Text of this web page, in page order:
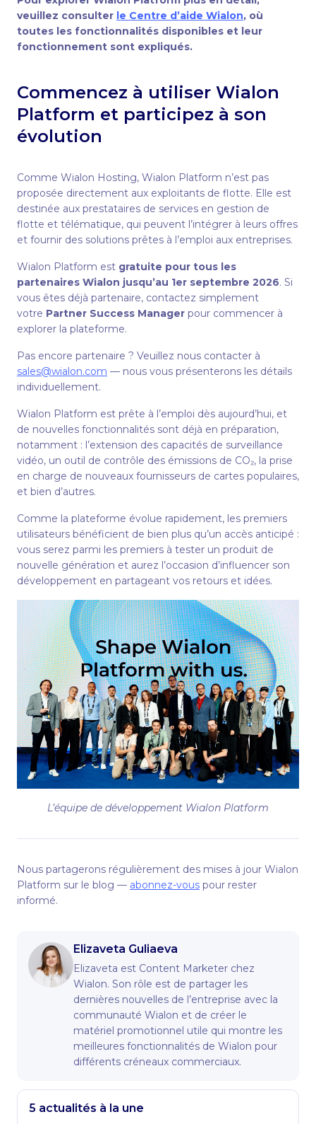
veuillez consulter le Centre d’aide Wialon, où
toutes les fonctionnalités disponibles et leur
fonctionnement sont expliqués.
Commencez à utiliser Wialon
Platform et participez à son
évolution
Comme Wialon Hosting, Wialon Platform n’est pas
proposée directement aux exploitants de flotte. Elle est
destinée aux prestataires de services en gestion de
flotte et télématique, qui peuvent l’intégrer à leurs offres
et fournir des solutions prêtes à l’emploi aux entreprises.
Wialon Platform est gratuite pour tous les
partenaires Wialon jusqu’au 1er septembre 2026. Si
vous êtes déjà partenaire, contactez simplement
votre Partner Success Manager pour commencer à
explorer la plateforme.
Pas encore partenaire ? Veuillez nous contacter à
sales@wialon.com — nous vous présenterons les détails
individuellement.
Wialon Platform est prête à l’emploi dès aujourd’hui, et
de nouvelles fonctionnalités sont déjà en préparation,
notamment : l’extension des capacités de surveillance
vidéo, un outil de contrôle des émissions de CO₂, la prise
en charge de nouveaux fournisseurs de cartes populaires,
et bien d’autres.
Comme la plateforme évolue rapidement, les premiers
utilisateurs bénéficient de bien plus qu’un accès anticipé :
vous serez parmi les premiers à tester un produit de
nouvelle génération et aurez l’occasion d’influencer son
développement en partageant vos retours et idées.
L’équipe de développement Wialon Platform
Nous partagerons régulièrement des mises à jour Wialon
Platform sur le blog — abonnez-vous pour rester
informé.
Elizaveta Guliaeva
Elizaveta est Content Marketer chez
Wialon. Son rôle est de partager les
dernières nouvelles de l’entreprise avec la
communauté Wialon et de créer le
matériel promotionnel utile qui montre les
meilleures fonctionnalités de Wialon pour
différents créneaux commerciaux.
5 actualités à la une